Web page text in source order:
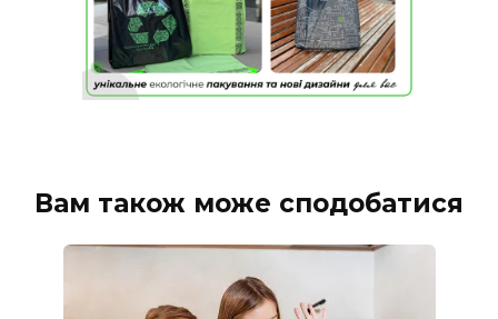
Вам також може сподобатися